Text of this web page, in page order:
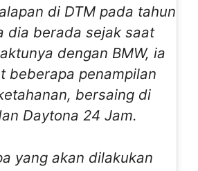
di DTM pada tahun
dia berada sejak saat
dengan BMW, ia
beberapa penampilan
bersaing di
Daytona 24 Jam.
yang akan dilakukan